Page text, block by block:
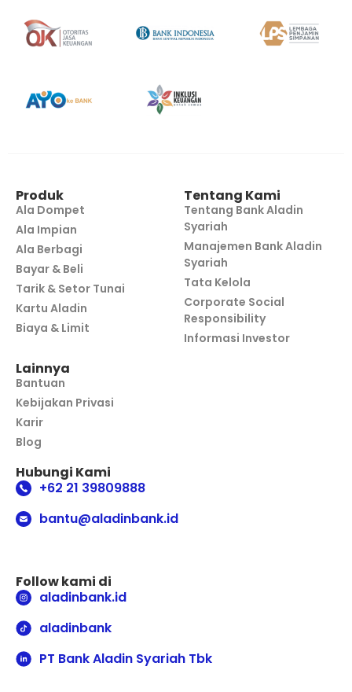
Produk
Ala Dompet
Ala Impian
Ala Berbagi
Bayar & Beli
Tarik & Setor Tunai
Kartu Aladin
Biaya & Limit
Tentang Kami
Tentang Bank Aladin
Syariah
Manajemen Bank Aladin
Syariah
Tata Kelola
Corporate Social
Responsibility
Informasi Investor
Lainnya
Bantuan
Kebijakan Privasi
Karir
Blog
Hubungi Kami
+62 21 39809888
bantu@aladinbank.id
Follow kami di
aladinbank.id
aladinbank
PT Bank Aladin Syariah Tbk